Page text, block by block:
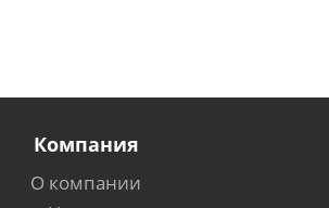
Компания
О компании